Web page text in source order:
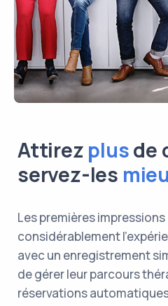
Attirez plusde
servez-les
Les premières
considérablement
avec un enregistrement
de gérer leur parcours
réservations